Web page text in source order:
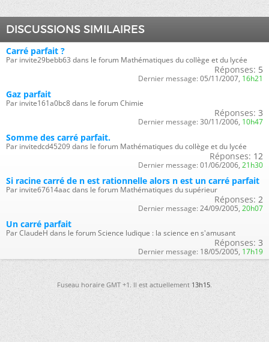
DISCUSSIONS SIMILAIRES
Carré parfait ?
Par invite29bebb63 dans le forum Mathématiques du collège et du lycée
Réponses: 5
Dernier message: 05/11/2007, 16h21
Gaz parfait
Par invite161a0bc8 dans le forum Chimie
Réponses: 3
Dernier message: 30/11/2006, 10h47
Somme des carré parfait.
Par invitedcd45209 dans le forum Mathématiques du collège et du lycée
Réponses: 12
Dernier message: 01/06/2006, 21h30
Si racine carré de n est rationnelle alors n est un carré parfait
Par invite67614aac dans le forum Mathématiques du supérieur
Réponses: 2
Dernier message: 24/09/2005, 20h07
Un carré parfait
Par ClaudeH dans le forum Science ludique : la science en s'amusant
Réponses: 3
Dernier message: 18/05/2005, 17h19
Fuseau horaire GMT +1. Il est actuellement13h15.